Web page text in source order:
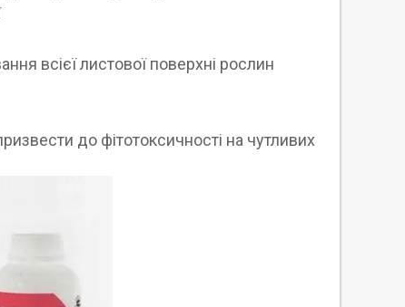
всієї листової поверхні рослин
до фітотоксичності на чутливих